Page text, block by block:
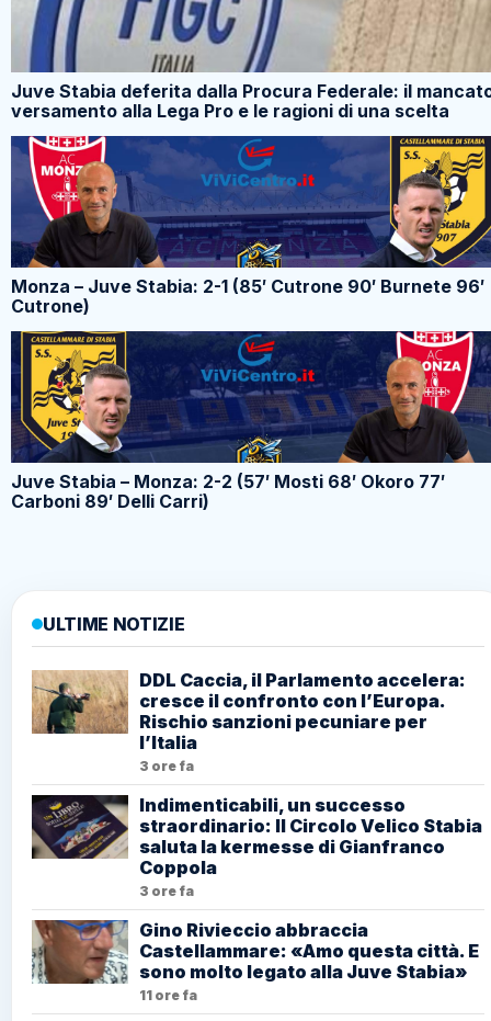
Juve Stabia deferita dalla Procura Federale: il
versamento alla Lega Pro e le ragioni di una scelta
Monza – Juve Stabia: 2-1 (85′ Cutrone 90′ Burnete 96′
Cutrone)
Juve Stabia – Monza: 2-2 (57′ Mosti 68′ Okoro 77′
Carboni 89′ Delli Carri)
ULTIME NOTIZIE
DDL Caccia, il Parlamento accelera:
cresce il confronto con l’Europa.
Rischio sanzioni pecuniare per
l’Italia
3 ore fa
Indimenticabili, un successo
straordinario: Il Circolo Velico Stabia
saluta la kermesse di Gianfranco
Coppola
3 ore fa
Gino Rivieccio abbraccia
Castellammare: «Amo questa città. E
sono molto legato alla Juve Stabia»
11 ore fa